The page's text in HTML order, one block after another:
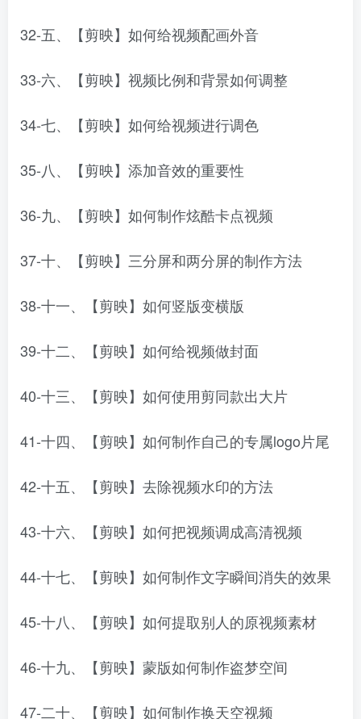
32-五、【剪映】如何给视频配画外音
33-六、【剪映】视频比例和背景如何调整
34-七、【剪映】如何给视频进行调色
35-八、【剪映】添加音效的重要性
36-九、【剪映】如何制作炫酷卡点视频
37-十、【剪映】三分屏和两分屏的制作方法
38-十一、【剪映】如何竖版变横版
39-十二、【剪映】如何给视频做封面
40-十三、【剪映】如何使用剪同款出大片
41-十四、【剪映】如何制作自己的专属logo片尾
42-十五、【剪映】去除视频水印的方法
43-十六、【剪映】如何把视频调成高清视频
44-十七、【剪映】如何制作文字瞬间消失的效果
45-十八、【剪映】如何提取别人的原视频素材
46-十九、【剪映】蒙版如何制作盗梦空间
47-二十、【剪映】如何制作换天空视频